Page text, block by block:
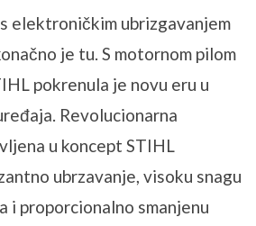
elektroničkim ubrizgavanjem
je tu. S motornom pilom
pokrenula je novu eru u
Revolucionarna
u koncept STIHL
ubrzavanje, visoku snagu
i proporcionalno smanjenu